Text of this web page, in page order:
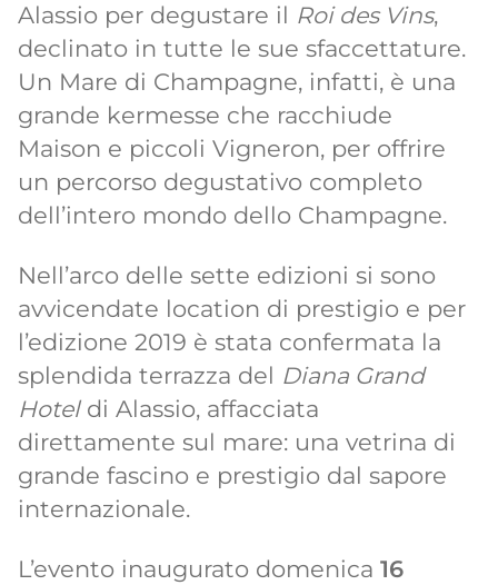
Alassio per degustare il Roi des Vins,
declinato in tutte le sue sfaccettature.
Un Mare di Champagne, infatti, è una
grande kermesse che racchiude
Maison e piccoli Vigneron, per offrire
un percorso degustativo completo
dell’intero mondo dello Champagne.
Nell’arco delle sette edizioni si sono
avvicendate location di prestigio e per
l’edizione 2019 è stata confermata la
splendida terrazza del Diana Grand
Hoteldi Alassio, affacciata
direttamente sul mare: una vetrina di
grande fascino e prestigio dal sapore
internazionale.
L’evento inaugurato domenica 16